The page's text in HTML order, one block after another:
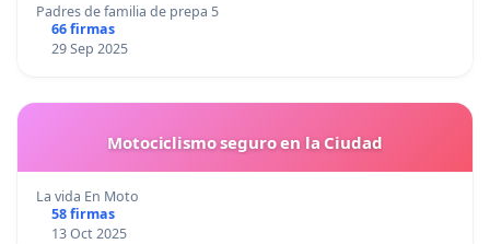
Padres de familia de prepa 5
66 firmas
29 Sep 2025
Motociclismo seguro en la Ciudad
La vida En Moto
58 firmas
13 Oct 2025